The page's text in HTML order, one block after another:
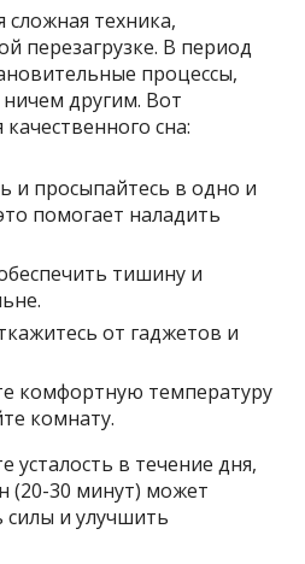
техника,
перезагрузке. В период
процессы,
другим. Вот
сна:
и просыпайтесь в одно и
помогает наладить
тишину и
от гаджетов и
комфортную температуру
комнату.
усталость в течение дня,
(20-30 минут) может
силы и улучшить